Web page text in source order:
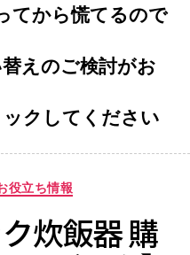
てから慌てるので
えのご検討がお
クしてください
役立ち情報
炊飯器 購